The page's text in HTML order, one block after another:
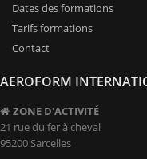
Dates des formations
Tarifs formations
Contact
AEROFORM
ZONE D'ACTIVITÉ
21 rue du fer à cheval
95200 Sarcelles